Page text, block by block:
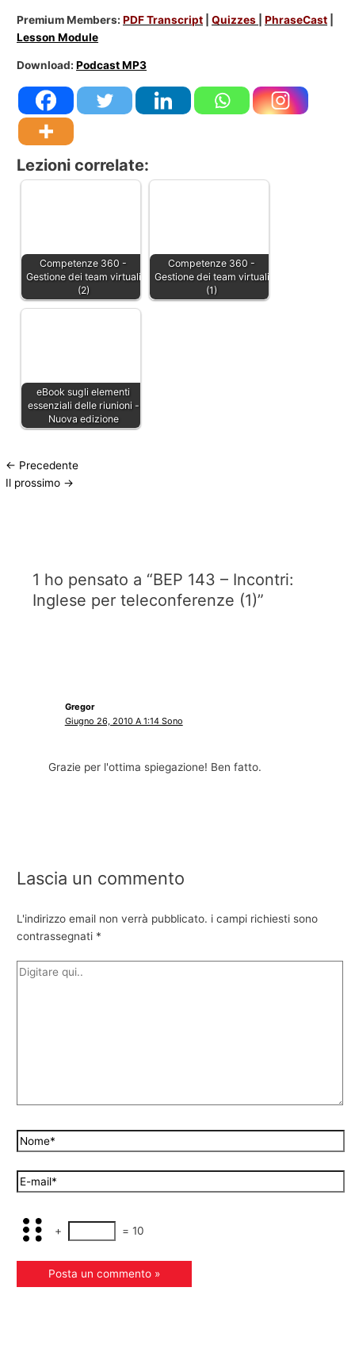
Premium Members:PDF Transcript |Quizzes |PhraseCast
Lesson Module
Download:Podcast MP3
Lezioni correlate:
Competenze 360 -
Gestione dei team virtuali
(2)
Competenze 360 -
Gestione dei team virtuali
(1)
eBook sugli elementi
essenziali delle riunioni -
Nuova edizione
← Precedente
Il prossimo →
1 ho pensato a “BEP 143 – Incontri:
Inglese per teleconferenze (1)”
Gregor
Giugno 26, 2010 A 1:14 Sono
Grazie per l'ottima spiegazione! Ben fatto.
Lascia un commento
L'indirizzo email non verrà pubblicato. i campi richiesti sono
contrassegnati *
+ = 10